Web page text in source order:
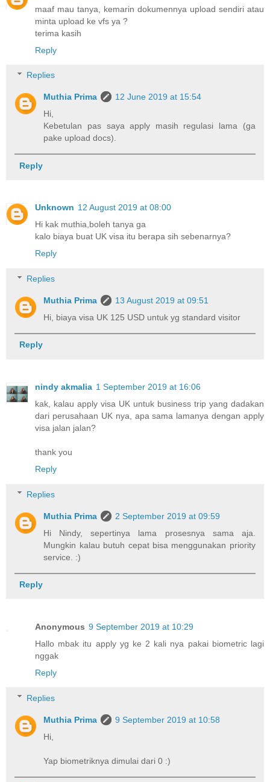
maaf mau tanya, kemarin dokumennya upload sendiri atau
minta upload ke vfs ya ?
terima kasih
Reply
Replies
Muthia Prima
12 June 2019 at 15:54
Hi,
Kebetulan pas saya apply masih regulasi lama (ga
pake upload docs).
Reply
Unknown 12 August 2019 at 08:00
Hi kak muthia,boleh tanya ga
kalo biaya buat UK visa itu berapa sih sebenarnya?
Reply
Replies
Muthia Prima
13 August 2019 at 09:51
Hi, biaya visa UK 125 USD untuk yg standard visitor
Reply
nindy akmalia 1 September 2019 at 16:06
kak, kalau apply visa UK untuk business trip yang dadakan
dari perusahaan UK nya, apa sama lamanya dengan apply
visa jalan jalan?
thank you
Reply
Replies
Muthia Prima
2 September 2019 at 09:59
Hi Nindy, sepertinya lama prosesnya sama aja.
Mungkin kalau butuh cepat bisa menggunakan priority
service. :)
Reply
Anonymous 9 September 2019 at 10:29
Hallo mbak itu apply yg ke 2 kali nya pakai biometric lagi
nggak
Reply
Replies
Muthia Prima
9 September 2019 at 10:58
Hi,
Yap biometriknya dimulai dari 0 :)